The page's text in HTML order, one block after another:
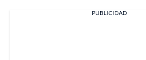
PUBLICIDAD